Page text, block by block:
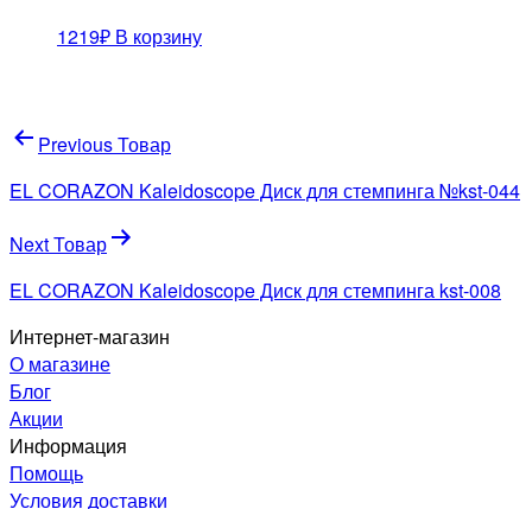
1219₽ В корзину
Навигация
по
записям
Previous Товар
EL CORAZON Kaleidoscope Диск для стемпинга №kst-044
Next Товар
EL CORAZON Kaleidoscope Диск для стемпинга kst-008
Интернет-магазин
О магазине
Блог
Акции
Информация
Помощь
Условия доставки